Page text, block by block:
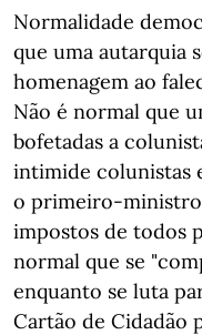
Normalidade
que uma autarquia
homenagem ao
Não é normal que
bofetadas a
intimide colunistas
o primeiro-
impostos de todos
normal que se
enquanto se luta
Cartão de Cidadão